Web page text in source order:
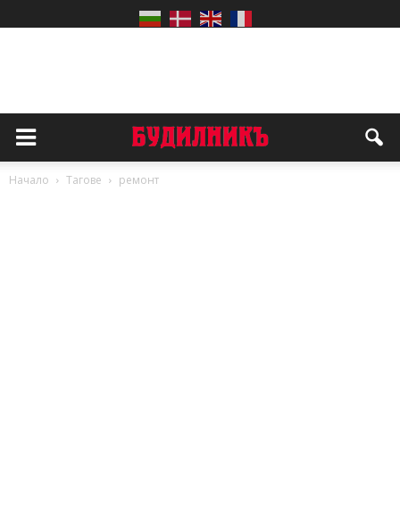
Начало Тагове ремонт